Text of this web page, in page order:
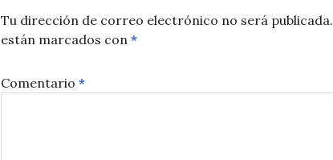
Tu dirección de correo electrónico no será publicada.
están marcados con *
Comentario *